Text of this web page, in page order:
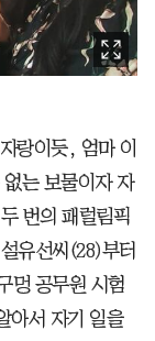
랑이듯, 엄마 이
는 보물이자 자
번의 패럴림픽
유선씨(28)부터
멍 공무원 시험
아서 자기 일을